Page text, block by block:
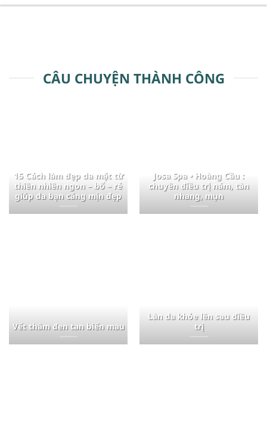
CÂU CHUYỆN THÀNH CÔNG
15 Cách làm đẹp da mặt từ
thiên nhiên ngon – bổ – rẻ
giúp da bạn căng mịn đẹp
Josa Spa • Hoàng Cầu :
chuyên điều trị nám, tàn
nhang, mụn
Vết thâm đen tan biến mau
Làn da khỏe lên sau điều
trị